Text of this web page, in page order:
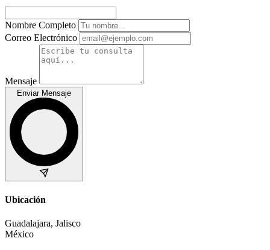
Nombre Completo
Correo Electrónico
Mensaje
Enviar Mensaje
Ubicación
Guadalajara, Jalisco
México